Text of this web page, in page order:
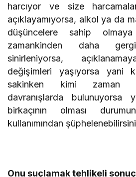
harcıyor ve size
açıklayamıyorsa, alkol ya da
düşüncelere sahip
zamankinden daha
sinirleniyorsa,
değişimleri yaşıyorsa yani
sakinken kimi zaman
davranışlarda bulunuyorsa
birkaçının olması
kullanımından
Onu suçlamak tehlikeli